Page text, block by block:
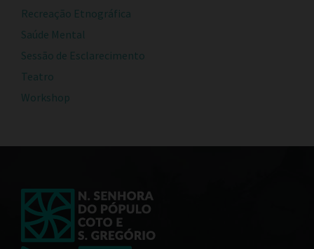
Recreação Etnográfica
Saúde Mental
Sessão de Esclarecimento
Teatro
Workshop